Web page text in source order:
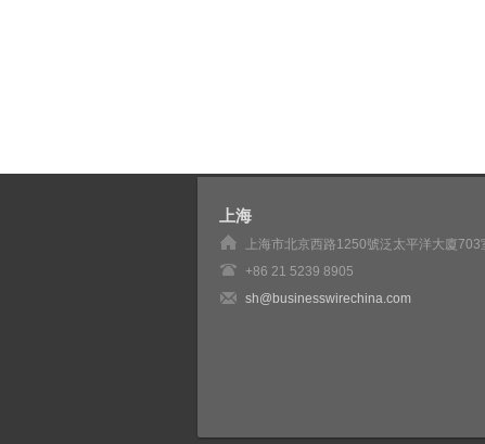
上海
上海市北京西路1250號泛太平洋大廈703
+86 21 5239 8905
sh@businesswirechina.com